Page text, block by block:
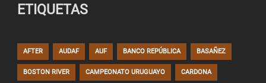
ETIQUETAS
AFTER AUDAF AUF BANCO REPÚBLICA BASAÑEZ
BOSTON RIVER CAMPEONATO URUGUAYO CARDONA